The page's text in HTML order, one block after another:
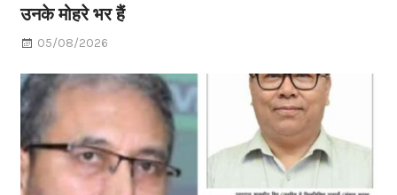
उनके मोहरे भर हैं
05/08/2026